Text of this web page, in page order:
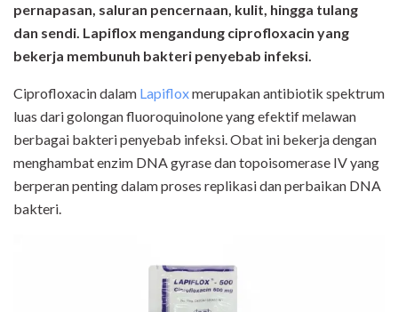
pernapasan, saluran pencernaan, kulit, hingga tulang
dan sendi. Lapiflox mengandung ciprofloxacin yang
bekerja membunuh bakteri penyebab infeksi.
Ciprofloxacin dalam Lapifloxmerupakan antibiotik spektrum
luas dari golongan fluoroquinolone yang efektif melawan
berbagai bakteri penyebab infeksi. Obat ini bekerja dengan
menghambat enzim DNA gyrase dan topoisomerase IV yang
berperan penting dalam proses replikasi dan perbaikan DNA
bakteri.